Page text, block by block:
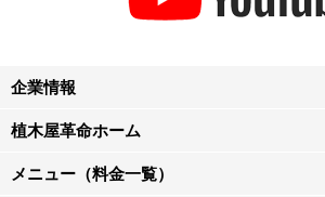
企業情報
植木屋革命ホーム
メニュー（料金一覧）